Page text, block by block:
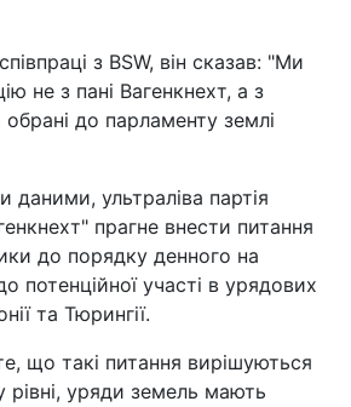
з BSW, він сказав: "Ми
не з пані Вагенкнехт, а з
до парламенту землі
даними, ультраліва партія
прагне внести питання
до порядку денного на
потенційної участі в урядових
та Тюрингії.
що такі питання вирішуються
уряди земель мають